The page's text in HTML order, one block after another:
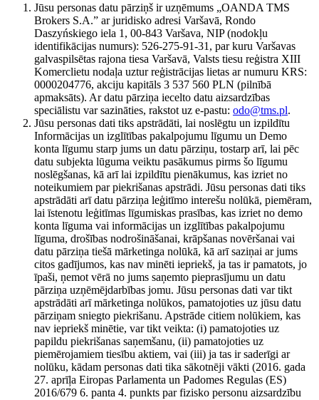
Jūsu personas datu pārziņš ir uzņēmums „OANDA TMS
Brokers S.A.” ar juridisko adresi Varšavā, Rondo
Daszyńskiego iela 1, 00-843 Varšava, NIP (nodokļu
identifikācijas numurs): 526-275-91-31, par kuru Varšavas
galvaspilsētas rajona tiesa Varšavā, Valsts tiesu reģistra XIII
Komerclietu nodaļa uztur reģistrācijas lietas ar numuru KRS:
0000204776, akciju kapitāls 3 537 560 PLN (pilnībā
apmaksāts). Ar datu pārziņa iecelto datu aizsardzības
speciālistu var sazināties, rakstot uz e-pastu: odo@tms.pl.
Jūsu personas dati tiks apstrādāti, lai noslēgtu un izpildītu
Informācijas un izglītības pakalpojumu līgumu un Demo
konta līgumu starp jums un datu pārziņu, tostarp arī, lai pēc
datu subjekta lūguma veiktu pasākumus pirms šo līgumu
noslēgšanas, kā arī lai izpildītu pienākumus, kas izriet no
noteikumiem par piekrišanas apstrādi. Jūsu personas dati tiks
apstrādāti arī datu pārziņa leģitīmo interešu nolūkā, piemēram,
lai īstenotu leģitīmas līgumiskas prasības, kas izriet no demo
konta līguma vai informācijas un izglītības pakalpojumu
līguma, drošības nodrošināšanai, krāpšanas novēršanai vai
datu pārziņa tiešā mārketinga nolūkā, kā arī saziņai ar jums
citos gadījumos, kas nav minēti iepriekš, ja tas ir pamatots, jo
īpaši, ņemot vērā no jums saņemto pieprasījumu un datu
pārziņa uzņēmējdarbības jomu. Jūsu personas dati var tikt
apstrādāti arī mārketinga nolūkos, pamatojoties uz jūsu datu
pārziņam sniegto piekrišanu. Apstrāde citiem nolūkiem, kas
nav iepriekš minētie, var tikt veikta: (i) pamatojoties uz
papildu piekrišanas saņemšanu, (ii) pamatojoties uz
piemērojamiem tiesību aktiem, vai (iii) ja tas ir saderīgi ar
nolūku, kādam personas dati tika sākotnēji vākti (2016. gada
27. aprīļa Eiropas Parlamenta un Padomes Regulas (ES)
2016/679 6. panta 4. punkts par fizisko personu aizsardzību